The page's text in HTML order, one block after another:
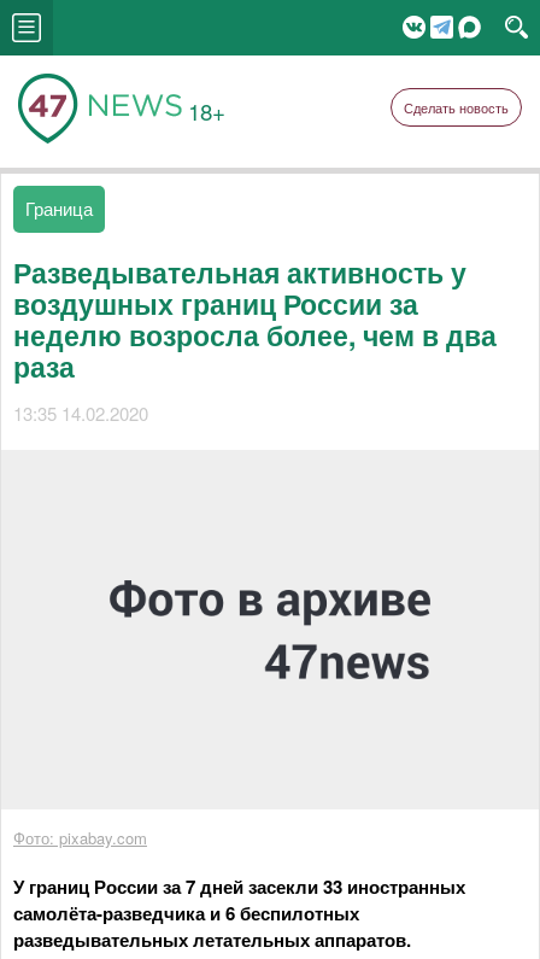
18+ Сделать новость
Граница
Разведывательная активность у
воздушных границ России за
неделю возросла более, чем в два
раза
13:35 14.02.2020
Фото: pixabay.com
У границ России за 7 дней засекли 33 иностранных
самолёта-разведчика и 6 беспилотных
разведывательных летательных аппаратов.